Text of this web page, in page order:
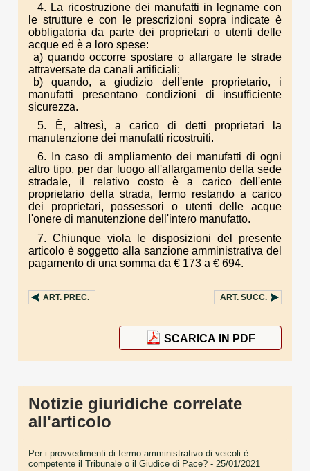
4. La ricostruzione dei manufatti in legname con
le strutture e con le prescrizioni sopra indicate è
obbligatoria da parte dei proprietari o utenti delle
acque ed è a loro spese:
a) quando occorre spostare o allargare le strade
attraversate da canali artificiali;
b) quando, a giudizio dell'ente proprietario, i
manufatti presentano condizioni di insufficiente
sicurezza.
5. È, altresì, a carico di detti proprietari la
manutenzione dei manufatti ricostruiti.
6. In caso di ampliamento dei manufatti di ogni
altro tipo, per dar luogo all'allargamento della sede
stradale, il relativo costo è a carico dell'ente
proprietario della strada, fermo restando a carico
dei proprietari, possessori o utenti delle acque
l'onere di manutenzione dell'intero manufatto.
7. Chiunque viola le disposizioni del presente
articolo è soggetto alla sanzione amministrativa del
pagamento di una somma da € 173 a € 694.
ART. PREC. ART. SUCC.
SCARICA IN PDF
Notizie giuridiche correlate
all'articolo
Per i provvedimenti di fermo amministrativo di veicoli è
competente il Tribunale o il Giudice di Pace? - 25/01/2021